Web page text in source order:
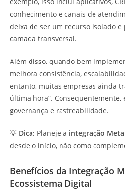
conhecimento e canais de
deixa de ser um recurso isolado e
camada transversal.
Além disso, quando bem
melhora consistência,
entanto, muitas empresas ainda
última hora”.
governança e rastreabilidade.
💡 Dica: Planeje a integração Meta
desde o início, não como
Benefícios da Integração
Ecossistema Digital